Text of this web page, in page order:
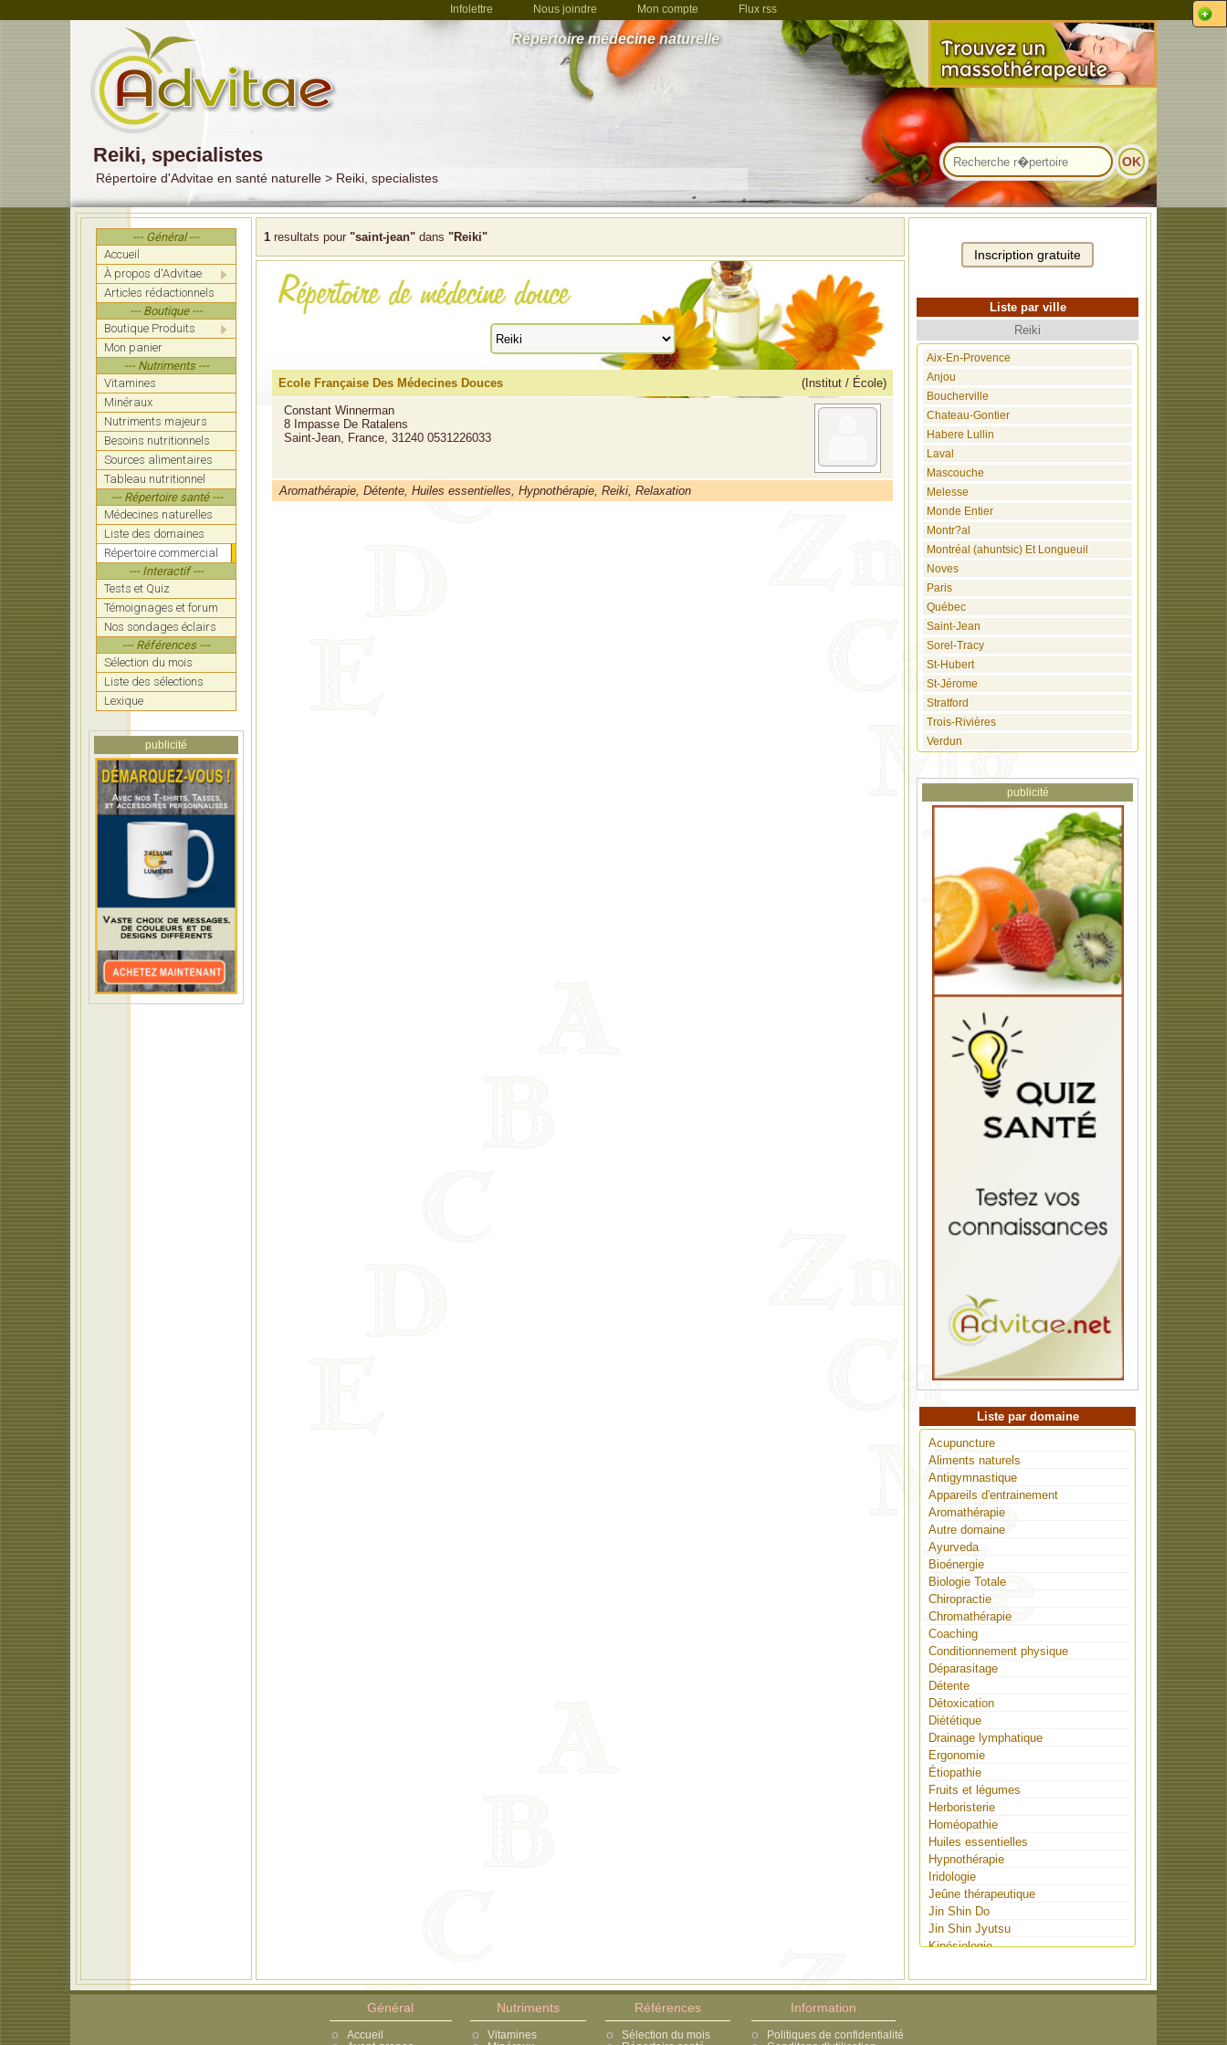
Infolettre Nous joindre Mon compte Flux rss
Répertoire médecine naturelle
Reiki, specialistes
Répertoire d'Advitae en santé naturelle > Reiki, specialistes
--- Général ---
Accueil
À propos d'Advitae
Articles rédactionnels
--- Boutique ---
Boutique Produits
Mon panier
--- Nutriments ---
Vitamines
Minéraux
Nutriments majeurs
Besoins nutritionnels
Sources alimentaires
Tableau nutritionnel
--- Répertoire santé ---
Médecines naturelles
Liste des domaines
Répertoire commercial
--- Interactif ---
Tests et Quiz
Témoignages et forum
Nos sondages éclairs
--- Références ---
Sélection du mois
Liste des sélections
Lexique
publicité
1 resultats pour "saint-jean" dans "Reiki"
Liste par ville
Reiki
Aix-En-Provence
Anjou
Boucherville
Chateau-Gontier
Habere Lullin
Laval
Mascouche
Melesse
Monde Entier
Montr?al
Montréal (ahuntsic) Et Longueuil
Noves
Paris
Québec
Saint-Jean
Sorel-Tracy
St-Hubert
St-Jérome
Stratford
Trois-Rivières
Verdun
Yutz
publicité
Liste par domaine
Acupuncture
Aliments naturels
Antigymnastique
Appareils d'entrainement
Aromathérapie
Autre domaine
Ayurveda
Bioénergie
Biologie Totale
Chiropractie
Chromathérapie
Coaching
Conditionnement physique
Déparasitage
Détente
Détoxication
Diététique
Drainage lymphatique
Ergonomie
Étiopathie
Fruits et légumes
Herboristerie
Homéopathie
Huiles essentielles
Hypnothérapie
Iridologie
Jeûne thérapeutique
Jin Shin Do
Jin Shin Jyutsu
Kinésiologie
Massothérapie
Médecine nouvelle germanique
Ecole Française Des Médecines Douces
(Institut / École)
Constant Winnerman
8 Impasse De Ratalens
Saint-Jean, France, 31240 0531226033
Aromathérapie, Détente, Huiles essentielles, Hypnothérapie, Reiki, Relaxation
Général
Accueil
Nutriments
Vitamines
Références
Sélection du mois
Information
Politiques de confidentialité